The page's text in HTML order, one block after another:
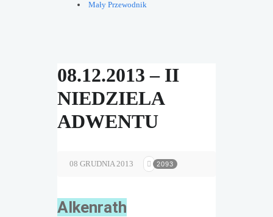
Mały Przewodnik
08.12.2013 – II
NIEDZIELA
ADWENTU
08 GRUDNIA 2013 2093
Alkenrath